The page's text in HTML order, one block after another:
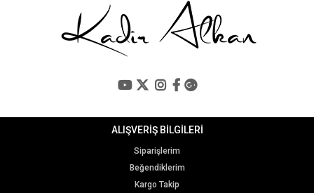
ALIŞVERİŞ BİLGİLERİ
Siparişlerim
Beğendiklerim
Kargo Takip